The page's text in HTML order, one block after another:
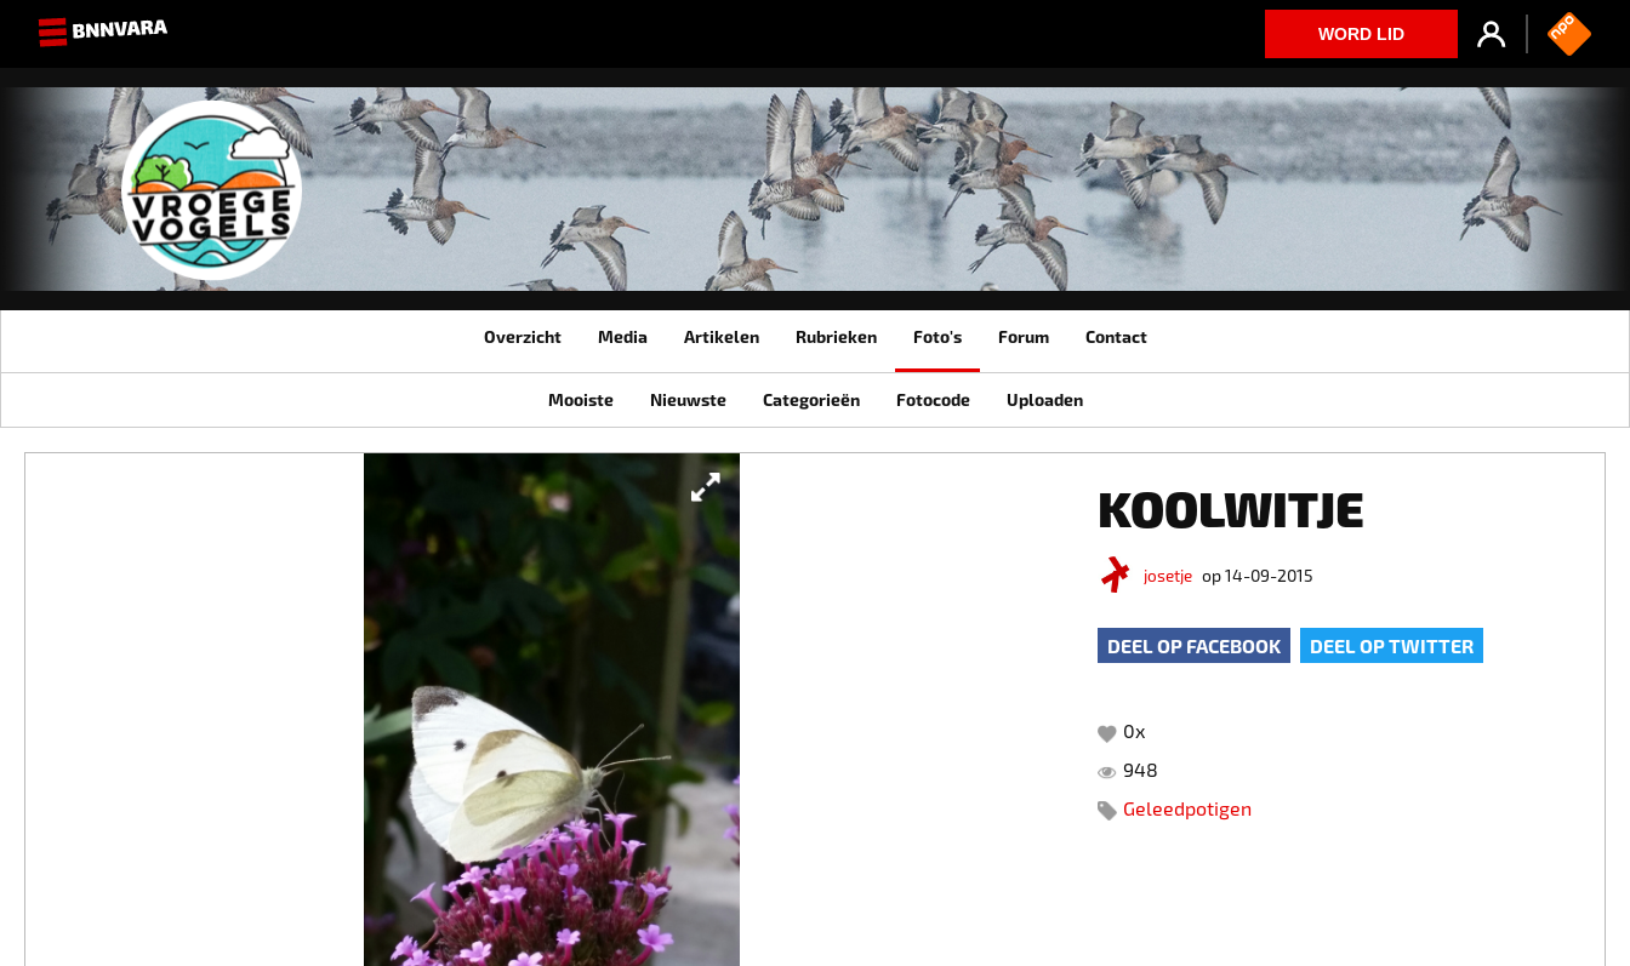
WORD LID
Overzicht Media Artikelen Rubrieken Foto's Forum Contact
Mooiste Nieuwste Categorieën Fotocode Uploaden
KOOLWITJE
josetje op 14-09-2015
DEEL OP FACEBOOK DEEL OP TWITTER
0x
948
Geleedpotigen